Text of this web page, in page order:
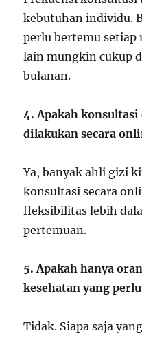
kebutuhan individu.
perlu bertemu setiap
lain mungkin cukup
bulanan.
4. Apakah
dilakukan secara
Ya, banyak ahli gizi
konsultasi secara
fleksibilitas lebih
pertemuan.
5. Apakah hanya
kesehatan yang
Tidak. Siapa saja